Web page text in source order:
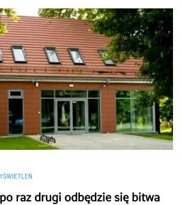
raz drugi odbędzie się bitwa